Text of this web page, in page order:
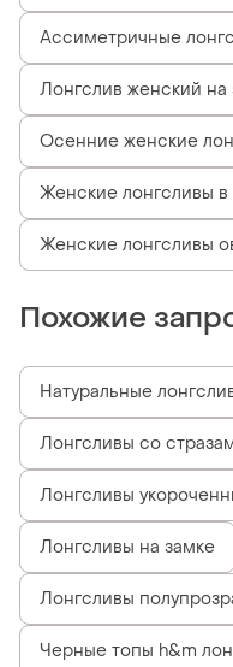
Ассиметричные
Лонгслив женский на
Осенние женские
Женские лонгсливы в
Женские лонгсливы
Похожие
Натуральные
Лонгсливы со
Лонгсливы
Лонгсливы на замке
Лонгсливы
Черные топы h&m